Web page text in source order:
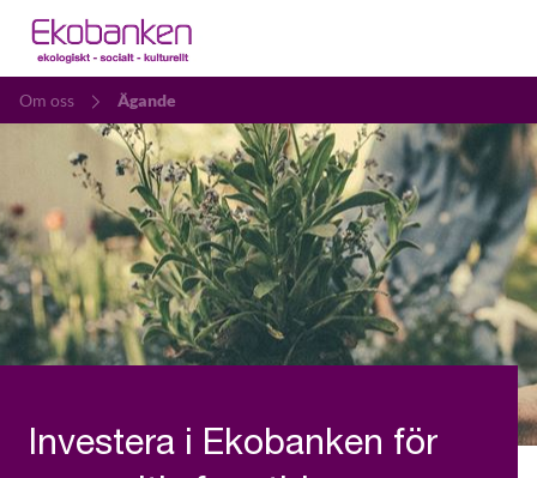
Om oss Ägande
Investera i Ekobanken för